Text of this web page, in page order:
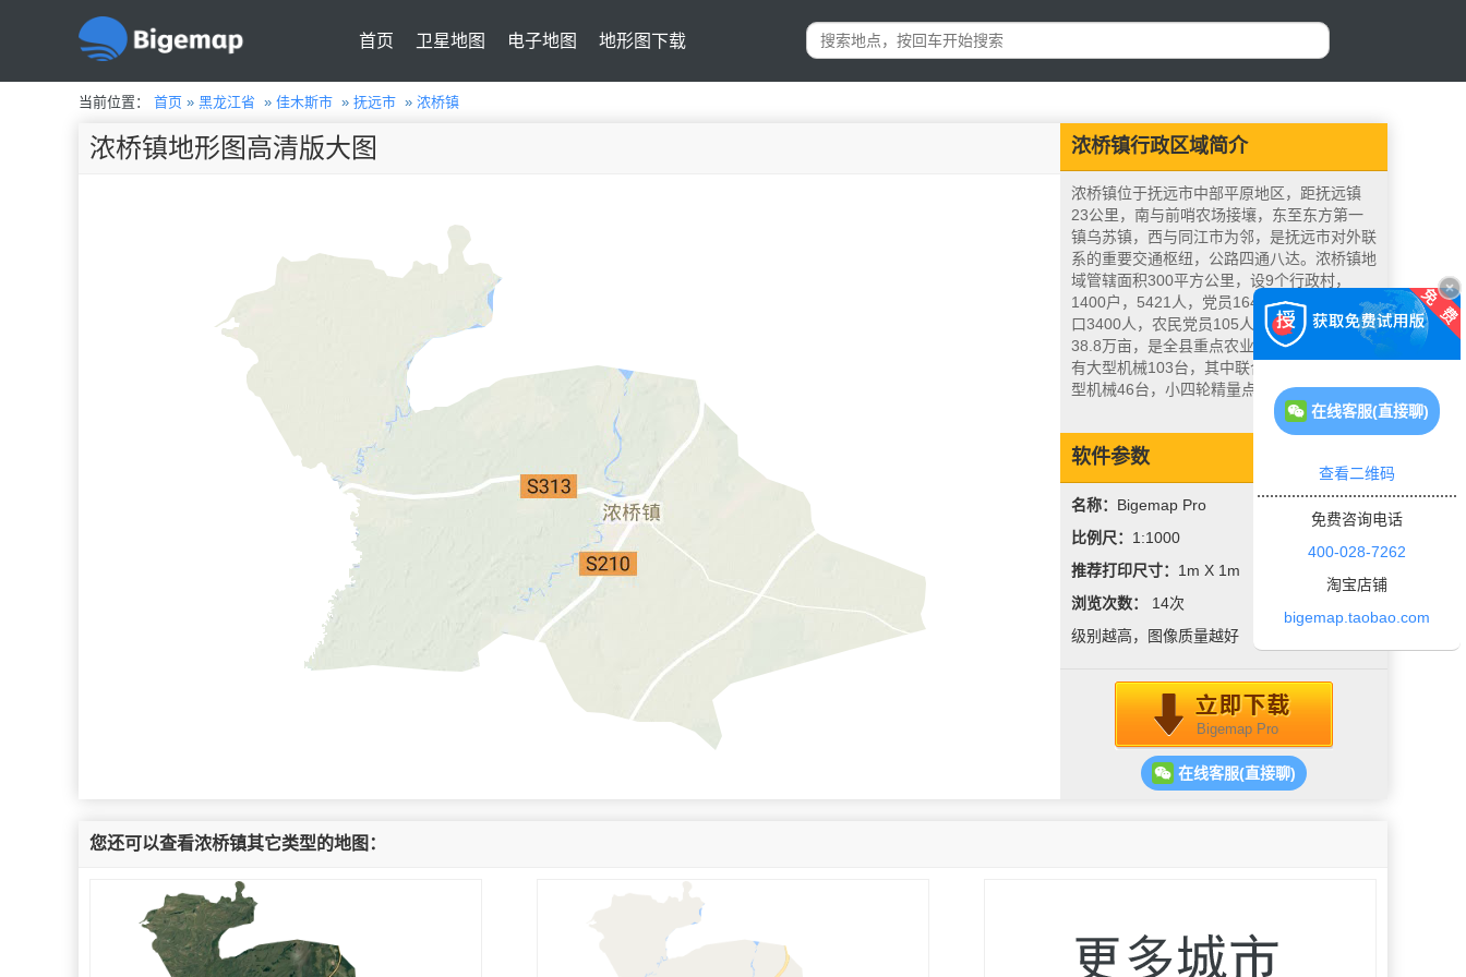
首页 卫星地图 电子地图 地形图下载
当前位置： 首页 » 黑龙江省 » 佳木斯市 » 抚远市 » 浓桥镇
浓桥镇行政区域简介
浓桥镇位于抚远市中部平原地区，距抚远镇
23公里，南与前哨农场接壤，东至东方第一
镇乌苏镇，西与同江市为邻，是抚远市对外联
系的重要交通枢纽，公路四通八达。浓桥镇地
域管辖面积300平方公里，设9个行政村，
1400户，5421人，党员164人，其中农业人
口3400人，农民党员105人。全镇耕地面积
38.8万亩，是全县重点农业生产基地之一，拥
有大型机械103台，其中联合收割机20台，中
型机械46台，小四轮精量点播机715套。
软件参数
名称： Bigemap Pro
比例尺： 1:1000
推荐打印尺寸： 1m X 1m
浏览次数： 14次
级别越高，图像质量越好
Bigemap Pro
在线客服(直接聊)
浓桥镇地形图高清版大图
您还可以查看浓桥镇其它类型的地图：
在线客服(直接聊)
查看二维码
免费咨询电话
400-028-7262
淘宝店铺
bigemap.taobao.com